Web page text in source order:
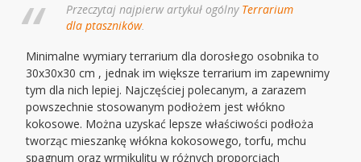
Przeczytaj najpierw artykuł ogólny Terrarium
dla ptaszników.
Minimalne wymiary terrarium dla dorosłego osobnika to
30x30x30 cm , jednak im większe terrarium im zapewnimy
tym dla nich lepiej. Najczęściej polecanym, a zarazem
powszechnie stosowanym podłożem jest włókno
kokosowe. Można uzyskać lepsze właściwości podłoża
tworząc mieszankę włókna kokosowego, torfu, mchu
spagnum oraz wrmikulitu w różnych proporcjach